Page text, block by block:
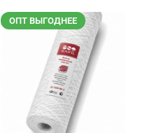
ОПТ ВЫГОДНЕЕ